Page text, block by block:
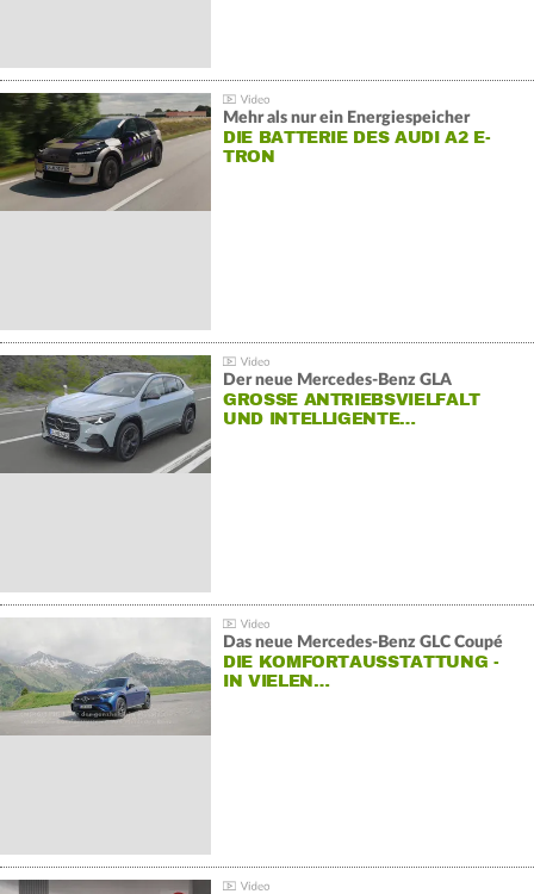
Mehr als nur ein Energiespeicher
DIE BATTERIE DES AUDI A2 E-
TRON
Der neue Mercedes-Benz GLA
GROSSE ANTRIEBSVIELFALT U
ND INTELLIGENTE…
Das neue Mercedes-Benz GLC Coupé
DIE KOMFORTAUSSTATTUNG -
IN VIELEN…